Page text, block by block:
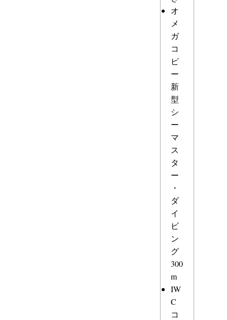
オ
メ
ガ
コ
ピ
ー
新
型
シ
ー
マ
ス
タ
ー
・
ダ
イ
ビ
ン
グ
300
m
IW
C
コ